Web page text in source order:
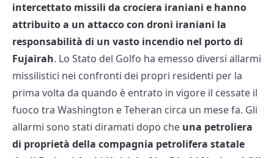
intercettato missili da crociera iraniani e hanno
attribuito a un attacco con droni iraniani la
responsabilità di un vasto incendio nel porto di
Fujairah. Lo Stato del Golfo ha emesso diversi allarmi
missilistici nei confronti dei propri residenti per la
prima volta da quando è entrato in vigore il cessate il
fuoco tra Washington e Teheran circa un mese fa. Gli
allarmi sono stati diramati dopo che una petroliera
di proprietà della compagnia petrolifera statale